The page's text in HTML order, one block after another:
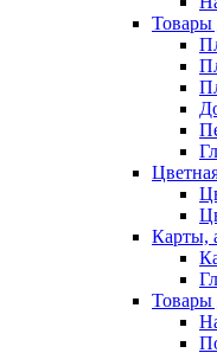
Товары
Карты,
Товары